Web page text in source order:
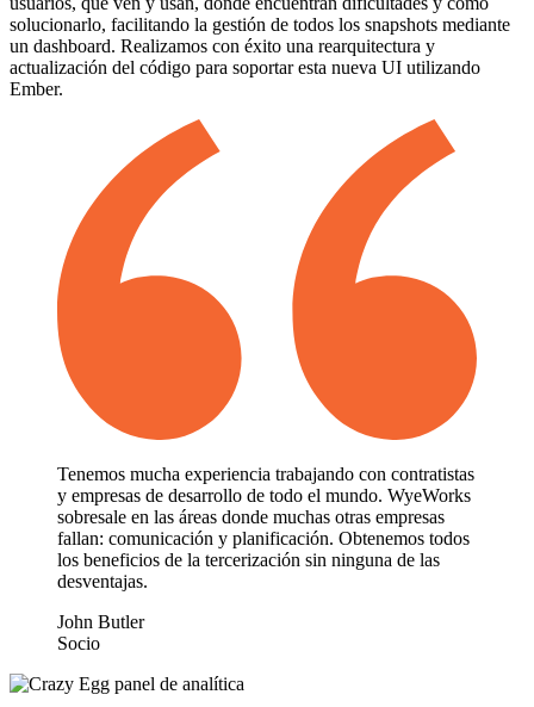
solucionarlo, facilitando la gestión de todos los snapshots mediante
un dashboard. Realizamos con éxito una rearquitectura y
actualización del código para soportar esta nueva UI utilizando
Ember.
Tenemos mucha experiencia trabajando con contratistas
y empresas de desarrollo de todo el mundo. WyeWorks
sobresale en las áreas donde muchas otras empresas
fallan: comunicación y planificación. Obtenemos todos
los beneficios de la tercerización sin ninguna de las
desventajas.
John Butler
Socio